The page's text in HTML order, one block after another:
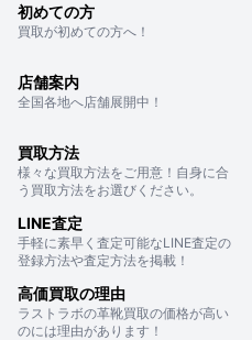
初めての方
買取が初めての方へ！
店舗案内
全国各地へ店舗展開中！
買取方法
様々な買取方法をご用意！自身に合
う買取方法をお選びください。
LINE査定
手軽に素早く査定可能なLINE査定の
登録方法や査定方法を掲載！
高価買取の理由
ラストラボの革靴買取の価格が高い
のには理由があります！